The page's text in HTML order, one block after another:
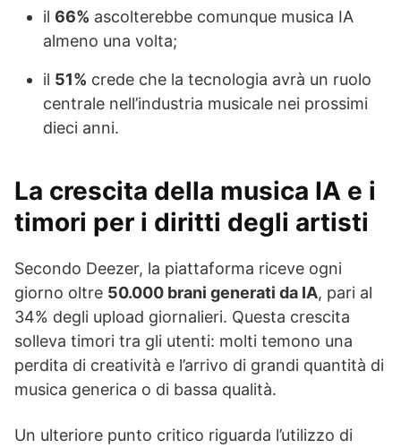
il 66% ascolterebbe comunque musica IA
almeno una volta;
il 51% crede che la tecnologia avrà un ruolo
centrale nell’industria musicale nei prossimi
dieci anni.
La crescita della musica IA e i
timori per i diritti degli artisti
Secondo Deezer, la piattaforma riceve ogni
giorno oltre 50.000 brani generati da IA, pari al
34% degli upload giornalieri. Questa crescita
solleva timori tra gli utenti: molti temono una
perdita di creatività e l’arrivo di grandi quantità di
musica generica o di bassa qualità.
Un ulteriore punto critico riguarda l’utilizzo di